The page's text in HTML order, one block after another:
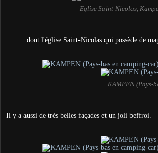
Eglise Saint-Nicolas,
..........dont l'église Saint-Nicolas qui possède de
KAMPEN (Pays-
Il y a aussi de très belles façades et un joli beffroi.